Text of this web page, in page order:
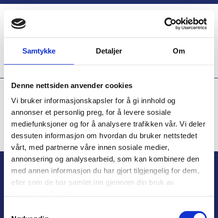
Samtykke Detaljer Om
Denne nettsiden anvender cookies
Vi bruker informasjonskapsler for å gi innhold og
annonser et personlig preg, for å levere sosiale
mediefunksjoner og for å analysere trafikken vår. Vi deler
dessuten informasjon om hvordan du bruker nettstedet
vårt, med partnerne våre innen sosiale medier,
annonsering og analysearbeid, som kan kombinere den
med annen informasjon du har gjort tilgjengelig for dem,
eller som de har samlet inn gjennom din bruk av
Tankisolering